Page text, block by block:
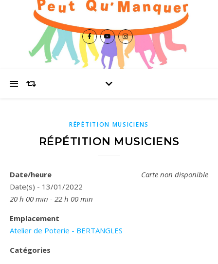
RÉPÉTITION MUSICIENS
RÉPÉTITION MUSICIENS
Carte non disponible
Date/heure
Date(s) - 13/01/2022
20 h 00 min - 22 h 00 min
Emplacement
Atelier de Poterie - BERTANGLES
Catégories